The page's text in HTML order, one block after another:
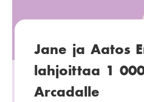
Jane ja Aatos
lahjoittaa 1
Arcadalle